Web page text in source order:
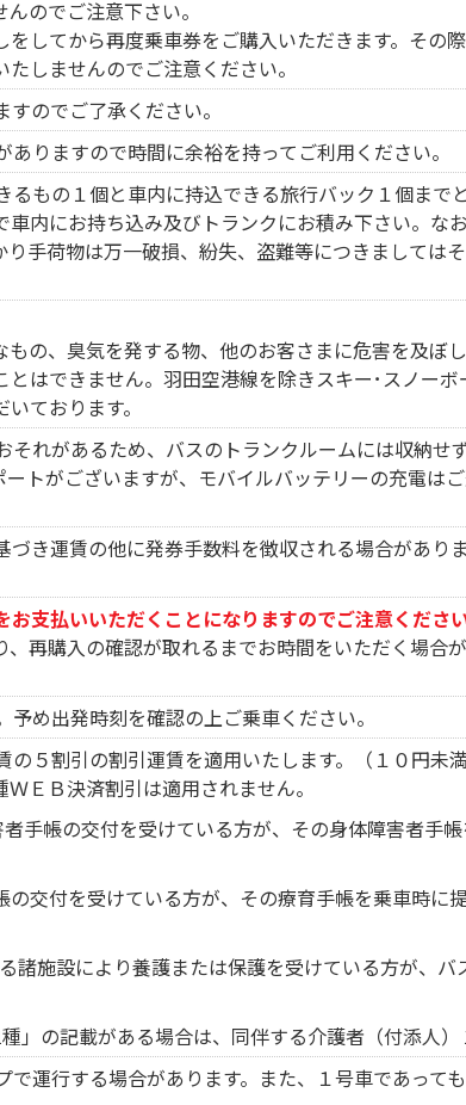
のでご注意下さい。
してから再度乗車券をご購入いただきます。その
しませんのでご注意ください。
のでご了承ください。
りますので時間に余裕を持ってご利用ください。
もの１個と車内に持込できる旅行バック１個まで
内にお持ち込み及びトランクにお積み下さい。な
手荷物は万一破損、紛失、盗難等につきましては
の、臭気を発する物、他のお客さまに危害を及ぼ
はできません。羽田空港線を除きスキー･スノー
ております。
れがあるため、バスのトランクルームには収納せ
トがございますが、モバイルバッテリーの充電は
き運賃の他に発券手数料を徴収される場合があり
支払いいただくことになりますのでご注意ください
再購入の確認が取れるまでお時間をいただく場合
め出発時刻を確認の上ご乗車ください。
５割引の割引運賃を適用いたします。（１０円未
ＥＢ決済割引は適用されません。
手帳の交付を受けている方が、その身体障害者手
交付を受けている方が、その療育手帳を乗車時に
諸施設により養護または保護を受けている方が、
」の記載がある場合は、同伴する介護者（付添人）
運行する場合があります。また、１号車であって